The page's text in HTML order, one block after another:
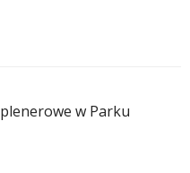
w Parku